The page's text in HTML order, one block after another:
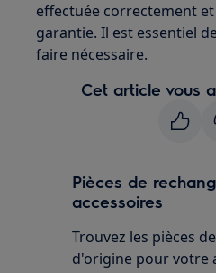
effectuée correctement
garantie. Il est essentiel
faire nécessaire.
Cet article vous
Pièces de
accessoires
Trouvez les pièces
d'origine pour votre